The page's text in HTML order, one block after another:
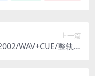
上一篇
WAV+CUE/整轨/4